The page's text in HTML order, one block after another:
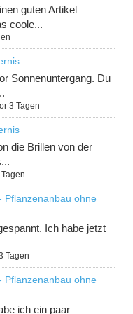
guten Artikel
coole...
Sonnenuntergang. Du
3 Tagen
die Brillen von der
Pflanzenanbau ohne
Ich habe jetzt
Tagen
Pflanzenanbau ohne
ich ein paar